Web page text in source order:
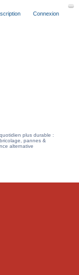
Connexion
plus durable :
pannes &
alternative